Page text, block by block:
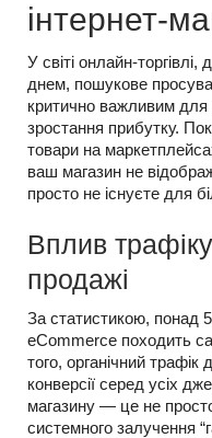
інтернет-
У світі онлайн-
днем, пошукове
критично важливим для
зростання прибутку.
товари на
ваш магазин не
просто не існуєте для
Вплив
продажі
За статистикою, понад
eCommerce походить
того, органічний
конверсії серед усіх
магазину — це не
системного залучення